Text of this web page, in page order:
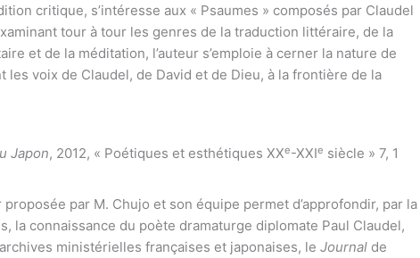
critique, s’intéresse aux « Psaumes » composés par Claudel
tour à tour les genres de la traduction littéraire, de la
et de la méditation, l’auteur s’emploie à cerner la nature de
les voix de Claudel, de David et de Dieu, à la frontière de la
Japon, 2012, « Poétiques et esthétiques XXe-XXIe siècle » 7, 1
par M. Chujo et son équipe permet d’approfondir, par la
la connaissance du poète dramaturge diplomate Paul Claudel,
ministérielles françaises et japonaises, le Journal de